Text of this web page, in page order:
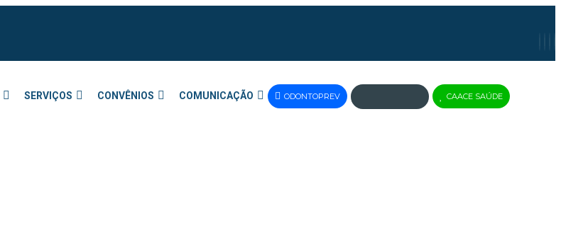
SERVIÇOS CONVÊNIOS COMUNICAÇÃO ODONTOPREV
JUS
CAACE SAÚDE